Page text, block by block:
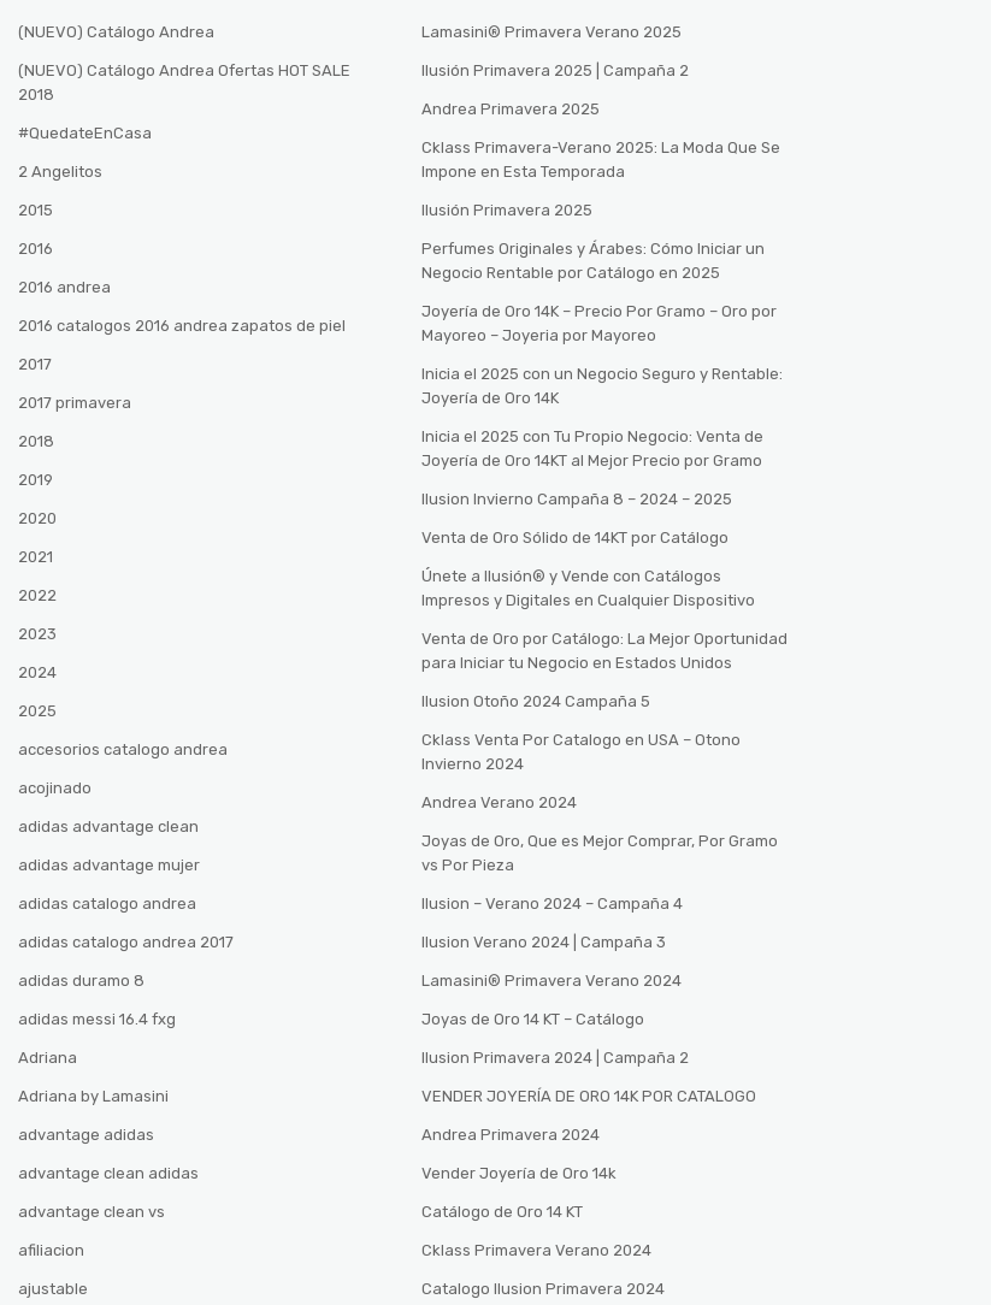
(NUEVO) Catálogo Andrea
(NUEVO) Catálogo Andrea Ofertas HOT SALE
2018
#QuedateEnCasa
2 Angelitos
2015
2016
2016 andrea
2016 catalogos 2016 andrea zapatos de piel
2017
2017 primavera
2018
2019
2020
2021
2022
2023
2024
2025
accesorios catalogo andrea
acojinado
adidas advantage clean
adidas advantage mujer
adidas catalogo andrea
adidas catalogo andrea 2017
adidas duramo 8
adidas messi 16.4 fxg
Adriana
Adriana by Lamasini
advantage adidas
advantage clean adidas
advantage clean vs
afiliacion
ajustable
Lamasini® Primavera Verano 2025
Ilusión Primavera 2025 | Campaña 2
Andrea Primavera 2025
Cklass Primavera-Verano 2025: La Moda Que Se
Impone en Esta Temporada
Ilusión Primavera 2025
Perfumes Originales y Árabes: Cómo Iniciar un
Negocio Rentable por Catálogo en 2025
Joyería de Oro 14K – Precio Por Gramo – Oro por
Mayoreo – Joyeria por Mayoreo
Inicia el 2025 con un Negocio Seguro y Rentable:
Joyería de Oro 14K
Inicia el 2025 con Tu Propio Negocio: Venta de
Joyería de Oro 14KT al Mejor Precio por Gramo
Ilusion Invierno Campaña 8 – 2024 – 2025
Venta de Oro Sólido de 14KT por Catálogo
Únete a Ilusión® y Vende con Catálogos
Impresos y Digitales en Cualquier Dispositivo
Venta de Oro por Catálogo: La Mejor Oportunidad
para Iniciar tu Negocio en Estados Unidos
Ilusion Otoño 2024 Campaña 5
Cklass Venta Por Catalogo en USA – Otono
Invierno 2024
Andrea Verano 2024
Joyas de Oro, Que es Mejor Comprar, Por Gramo
vs Por Pieza
Ilusion – Verano 2024 – Campaña 4
Ilusion Verano 2024 | Campaña 3
Lamasini®️ Primavera Verano 2024
Joyas de Oro 14 KT – Catálogo
Ilusion Primavera 2024 | Campaña 2
VENDER JOYERÍA DE ORO 14K POR CATALOGO
Andrea Primavera 2024
Vender Joyería de Oro 14k
Catálogo de Oro 14 KT
Cklass Primavera Verano 2024
Catalogo Ilusion Primavera 2024